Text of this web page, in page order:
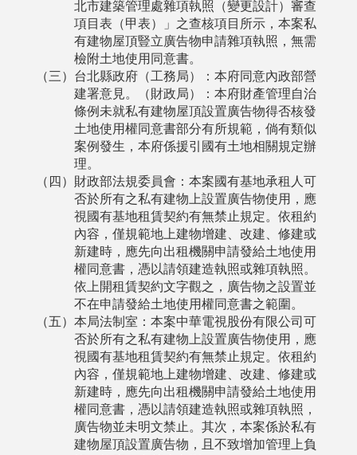
北市建築管理處雜項執照（變更設計）審查
項目表（甲表）」之查核項目所示，本案私
有建物屋頂豎立廣告物申請雜項執照，無需
檢附土地使用同意書。
（三）台北縣政府（工務局）：本府同意內政部營
建署意見。（財政局）：本府財產管理自治
條例未就私有建物屋頂設置廣告物得否核發
土地使用權同意書部分有所規範，倘有類似
案例發生，本府係援引國有土地相關規定辦
理。
（四）財政部法規委員會：本案國有基地承租人可
否於所有之私有建物上設置廣告物使用，應
視國有基地租賃契約有無禁止規定。依租約
內容，僅規範地上建物增建、改建、修建或
新建時，應先向出租機關申請發給土地使用
權同意書，憑以請領建造執照或雜項執照。
依上開租賃契約文字觀之，廣告物之設置並
不在申請發給土地使用權同意書之範圍。
（五）本局法制室：本案中華電視股份有限公司可
否於所有之私有建物上設置廣告物使用，應
視國有基地租賃契約有無禁止規定。依租約
內容，僅規範地上建物增建、改建、修建或
新建時，應先向出租機關申請發給土地使用
權同意書，憑以請領建造執照或雜項執照，
廣告物並未明文禁止。其次，本案係於私有
建物屋頂設置廣告物，且不致增加管理上負